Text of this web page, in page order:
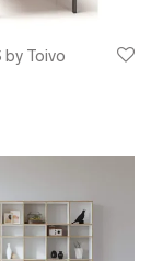
by Toivo